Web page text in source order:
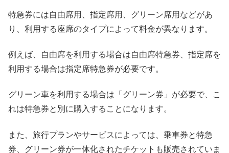
特急券には自由席用、指定席用、グリーン席用などがあ
り、利用する座席のタイプによって料金が異なります。
例えば、自由席を利用する場合は自由席特急券、指定席を
利用する場合は指定席特急券が必要です。
グリーン車を利用する場合は「グリーン券」が必要で、こ
れは特急券と別に購入することになります。
また、旅行プランやサービスによっては、乗車券と特急
券、グリーン券が一体化されたチケットも販売されていま